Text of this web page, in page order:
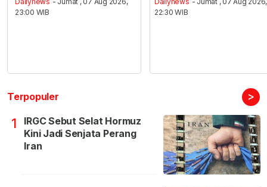
23:00 WIB
22:30 WIB
Terpopuler >
1
IRGC Sebut Selat Hormuz
Kini Jadi Senjata Perang
Iran